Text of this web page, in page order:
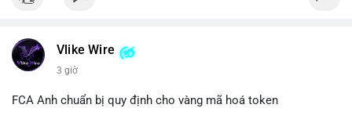
#vlikevn #titanbot
Vlike Wire
3 giờ
FCA Anh chuẩn bị quy định cho vàng mã hoá token